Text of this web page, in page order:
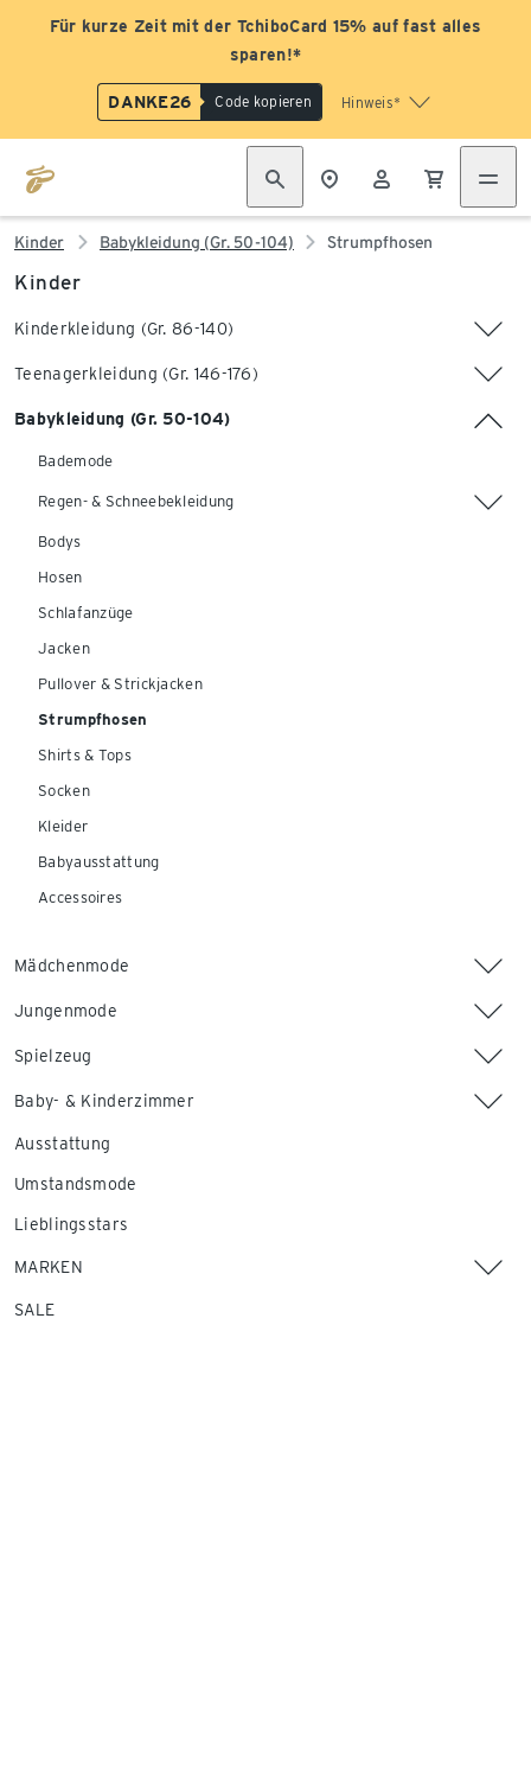
Für kurze Zeit mit der TchiboCard 15% auf fast alles
sparen!*
DANKE26 Code kopieren Hinweis*
Kinder Babykleidung (Gr. 50-104) Strumpfhosen
Kinder
Kinderkleidung (Gr. 86-140)
Teenagerkleidung (Gr. 146-176)
Babykleidung (Gr. 50-104)
Bademode
Regen- & Schneebekleidung
Bodys
Hosen
Schlafanzüge
Jacken
Pullover & Strickjacken
Strumpfhosen
Shirts & Tops
Socken
Kleider
Babyausstattung
Accessoires
Mädchenmode
Jungenmode
Spielzeug
Baby- & Kinderzimmer
Ausstattung
Umstandsmode
Lieblingsstars
MARKEN
SALE